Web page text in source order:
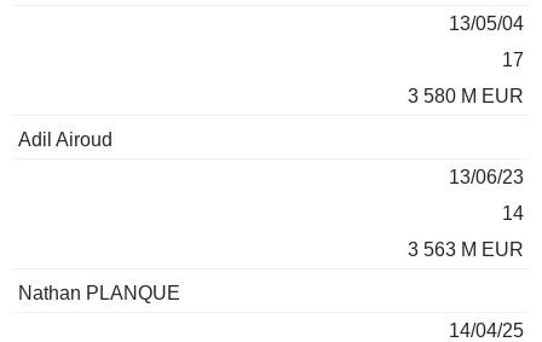
13/05/04
17
3 580 M EUR
Adil Airoud
13/06/23
14
3 563 M EUR
Nathan PLANQUE
14/04/25